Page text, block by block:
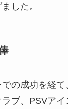
した。
の成功を経
ブ、PSVア